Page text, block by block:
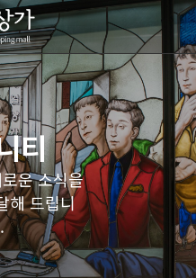
티
운 소식을
해 드립니